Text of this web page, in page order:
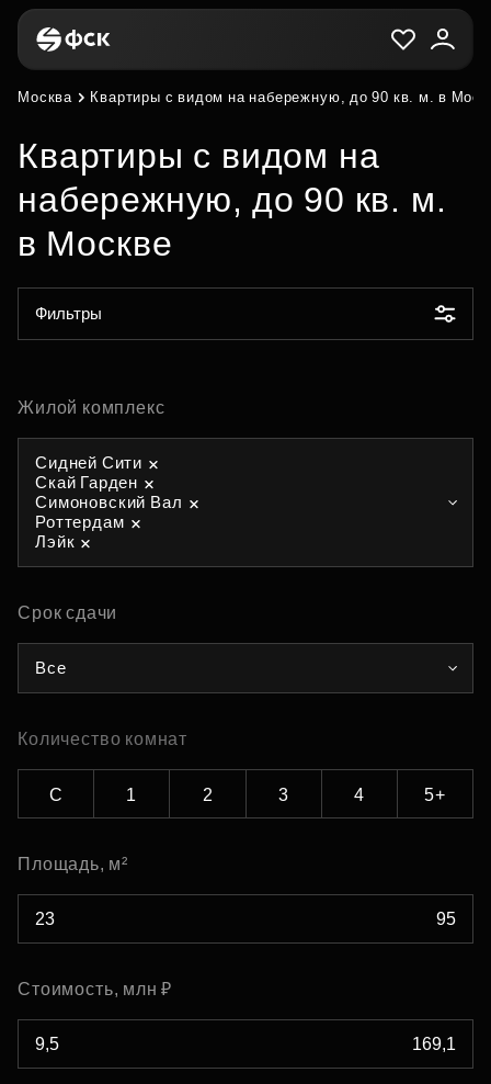
Москва Квартиры с видом на набережную, до 90 кв. м. в
Квартиры с видом на
набережную, до 90 кв. м.
в Москве
Фильтры
Жилой комплекс
Сидней Сити
Скай Гарден
Симоновский Вал
Роттердам
Лэйк
Срок сдачи
Все
Количество комнат
С 1 2 3 4 5+
Площадь, м²
Стоимость, млн ₽